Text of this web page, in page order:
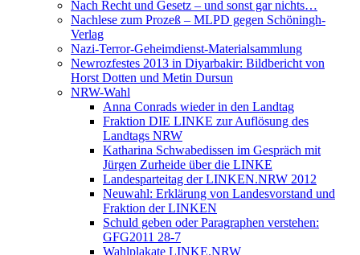
Nach Recht und Gesetz – und sonst gar nichts…
Nachlese zum Prozeß – MLPD gegen Schöningh-
Verlag
Nazi-Terror-Geheimdienst-Materialsammlung
Newrozfestes 2013 in Diyarbakir: Bildbericht von
Horst Dotten und Metin Dursun
NRW-Wahl
Anna Conrads wieder in den Landtag
Fraktion DIE LINKE zur Auflösung des
Landtags NRW
Katharina Schwabedissen im Gespräch mit
Jürgen Zurheide über die LINKE
Landesparteitag der LINKEN.NRW 2012
Neuwahl: Erklärung von Landesvorstand und
Fraktion der LINKEN
Schuld geben oder Paragraphen verstehen:
GFG2011 28-7
Wahlplakate LINKE.NRW